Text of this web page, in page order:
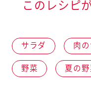
このレシピ
サラダ 肉
野菜 夏の野